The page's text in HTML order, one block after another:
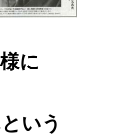
様に
いう